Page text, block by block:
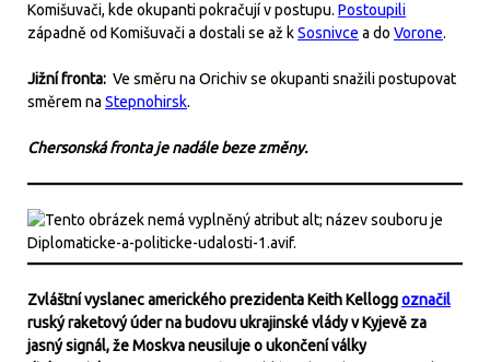
Komišuvači, kde okupanti pokračují v postupu. Postoupili
západně od Komišuvači a dostali se až kSosnivce a do Vorone.
Jižní fronta: Ve směru na Orichiv se okupanti snažili postupovat
směrem na Stepnohirsk.
Chersonská fronta je nadále beze změny.
Zvláštní vyslanec amerického prezidenta Keith Kelloggoznačil
ruský raketový úder na budovu ukrajinské vlády v Kyjevě za
jasný signál, že Moskva neusiluje o ukončení války